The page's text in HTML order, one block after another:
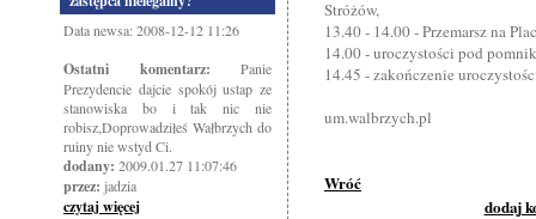
Data newsa: 2008-12-12 11:26
Ostatni komentarz: Panie
Prezydencie dajcie spokój ustap ze
stanowiska bo i tak nic nie
robisz,Doprowadziłeś Wałbrzych do
ruiny nie wstyd Ci.
dodany: 2009.01.27 11:07:46
przez: jadzia
czytaj więcej
Stróżów,
13.40 - 14.00 - Przemarsz na
14.00 - uroczystości pod
14.45 - zakończenie
um.walbrzych.pl
Wróć
dodaj